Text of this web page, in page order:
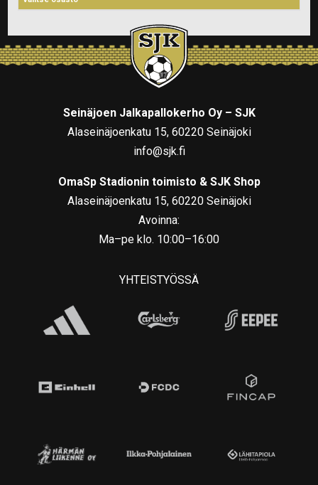
Seinäjoen Jalkapallokerho Oy – SJK
Alaseinäjoenkatu 15, 60220 Seinäjoki
info@sjk.fi
OmaSp Stadionin toimisto & SJK Shop
Alaseinäjoenkatu 15, 60220 Seinäjoki
Avoinna:
Ma–pe klo. 10:00–16:00
YHTEISTYÖSSÄ